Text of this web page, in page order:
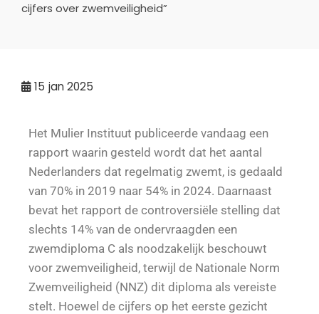
cijfers over zwemveiligheid”
15 jan 2025
Het Mulier Instituut publiceerde vandaag een
rapport waarin gesteld wordt dat het aantal
Nederlanders dat regelmatig zwemt, is gedaald
van 70% in 2019 naar 54% in 2024. Daarnaast
bevat het rapport de controversiële stelling dat
slechts 14% van de ondervraagden een
zwemdiploma C als noodzakelijk beschouwt
voor zwemveiligheid, terwijl de Nationale Norm
Zwemveiligheid (NNZ) dit diploma als vereiste
stelt. Hoewel de cijfers op het eerste gezicht